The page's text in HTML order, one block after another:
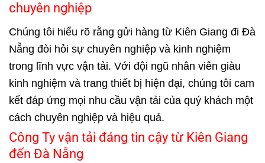
chuyên nghiệp
Chúng tôi hiểu rõ rằng gửi hàng từ Kiên Giang đi Đà
Nẵng đòi hỏi sự chuyên nghiệp và kinh nghiệm
trong lĩnh vực vận tải. Với đội ngũ nhân viên giàu
kinh nghiệm và trang thiết bị hiện đại, chúng tôi cam
kết đáp ứng mọi nhu cầu vận tải của quý khách một
cách chuyên nghiệp và hiệu quả.
Công Ty vận tải đáng tin cậy từ Kiên Giang
đến Đà Nẵng